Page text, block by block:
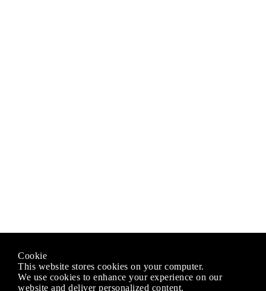
Cookie
This website stores cookies on your computer.
We use cookies to enhance your experience on our
website and deliver personalized content.